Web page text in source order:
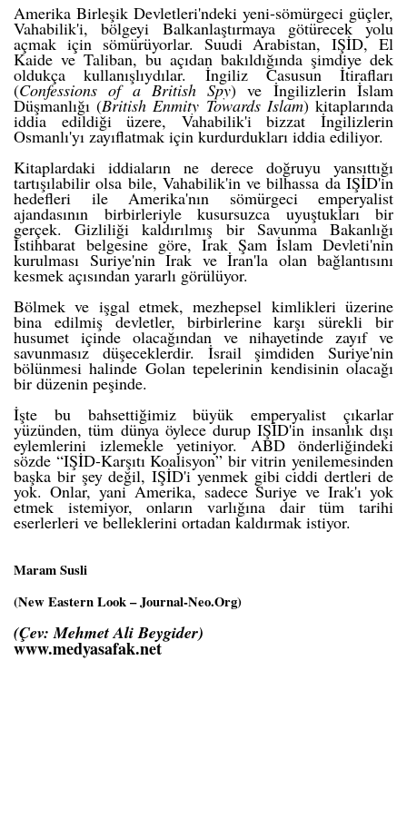
Amerika Birleşik Devletleri'ndeki yeni-sömürgeci güçler,
Vahabilik'i, bölgeyi Balkanlaştırmaya götürecek yolu
açmak için sömürüyorlar. Suudi Arabistan, IŞİD, El
Kaide ve Taliban, bu açıdan bakıldığında şimdiye dek
oldukça kullanışlıydılar. İngiliz Casusun İtirafları
(Confessions of a British Spy) ve İngilizlerin İslam
Düşmanlığı (British Enmity Towards Islam) kitaplarında
iddia edildiği üzere, Vahabilik'i bizzat İngilizlerin
Osmanlı'yı zayıflatmak için kurdurdukları iddia ediliyor.
Kitaplardaki iddiaların ne derece doğruyu yansıttığı
tartışılabilir olsa bile, Vahabilik'in ve bilhassa da IŞİD'in
hedefleri ile Amerika'nın sömürgeci emperyalist
ajandasının birbirleriyle kusursuzca uyuştukları bir
gerçek. Gizliliği kaldırılmış bir Savunma Bakanlığı
İstihbarat belgesinegöre, Irak Şam İslam Devleti'nin
kurulması Suriye'nin Irak ve İran'la olan bağlantısını
kesmek açısından yararlı görülüyor.
Bölmek ve işgal etmek, mezhepsel kimlikleri üzerine
bina edilmiş devletler, birbirlerine karşı sürekli bir
husumet içinde olacağından ve nihayetinde zayıf ve
savunmasız düşeceklerdir. İsrail şimdiden Suriye'nin
bölünmesi halinde Golan tepelerinin kendisinin olacağı
bir düzenin peşinde.
İşte bu bahsettiğimiz büyük emperyalist çıkarlar
yüzünden, tüm dünya öylece durup IŞİD'in insanlık dışı
eylemlerini izlemekle yetiniyor. ABD önderliğindeki
sözde “IŞİD-Karşıtı Koalisyon” bir vitrin yenilemesinden
başka bir şey değil, IŞİD'i yenmek gibi ciddi dertleri de
yok. Onlar, yani Amerika, sadece Suriye ve Irak'ı yok
etmek istemiyor, onların varlığına dair tüm tarihi
eserlerleri ve belleklerini ortadan kaldırmak istiyor.
Maram Susli
(New Eastern Look – Journal-Neo.Org)
(Çev: Mehmet Ali Beygider)
www.medyasafak.net